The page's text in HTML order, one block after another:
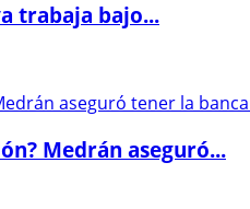
trabaja bajo...
Medrán aseguró...